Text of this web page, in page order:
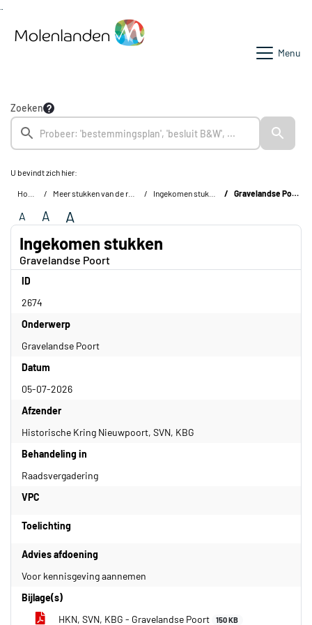
Menu
Zoeken
U bevindt zich hier:
Meer stukken van de raad Ingekomen stukken Gravelandse Poort
A A A
Ingekomen stukken
Gravelandse Poort
ID
2674
Onderwerp
Gravelandse Poort
Datum
05-07-2026
Afzender
Historische Kring Nieuwpoort, SVN, KBG
Behandeling in
Raadsvergadering
VPC
Toelichting
Advies afdoening
Voor kennisgeving aannemen
Bijlage(s)
HKN, SVN, KBG - Gravelandse Poort
150 KB